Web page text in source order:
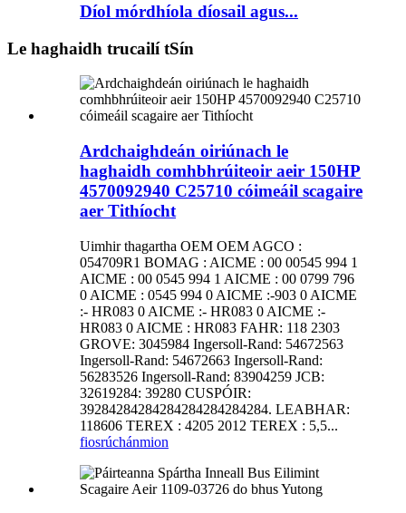
Díol mórdhíola díosail agus...
Le haghaidh trucailí tSín
Ardchaighdeán oiriúnach le
haghaidh comhbhrúiteoir aeir 150HP
4570092940 C25710 cóimeáil scagaire
aer Tithíocht
Uimhir thagartha OEM OEM AGCO :
054709R1 BOMAG : AICME : 00 00545 994 1
AICME : 00 0545 994 1 AICME : 00 0799 796
0 AICME : 0545 994 0 AICME :-903 0 AICME
:- HR083 0 AICME :- HR083 0 AICME :-
HR083 0 AICME : HR083 FAHR: 118 2303
GROVE: 3045984 Ingersoll-Rand: 54672563
Ingersoll-Rand: 54672663 Ingersoll-Rand:
56283526 Ingersoll-Rand: 83904259 JCB:
32619284: 39280 CUSPÓIR:
39284284284284284284284284. LEABHAR:
118606 TEREX : 4205 2012 TEREX : 5,5...
fiosrúchánmion